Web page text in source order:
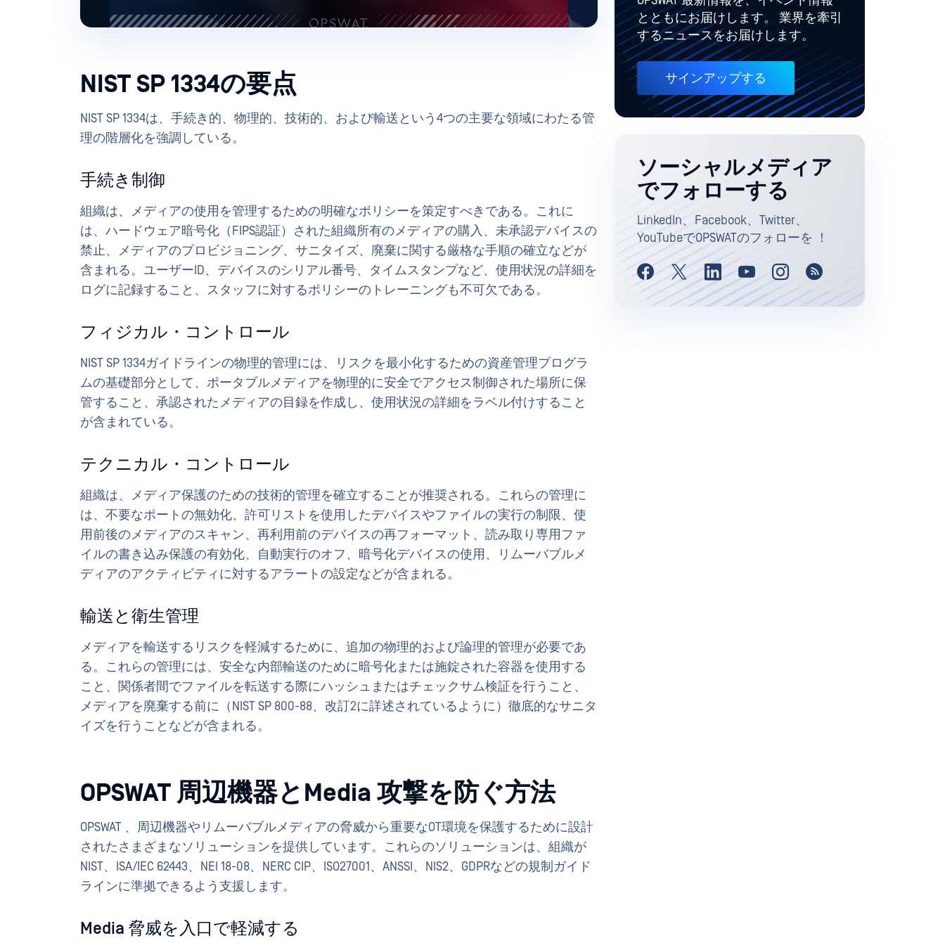
NIST SP 1334の要点
NIST SP 1334は、手続き的、物理的、技術的、および輸送という4つの主要な領域にわたる管
理の階層化を強調している。
手続き制御
組織は、メディアの使用を管理するための明確なポリシーを策定すべきである。これに
は、ハードウェア暗号化（FIPS認証）された組織所有のメディアの購入、未承認デバイスの
禁止、メディアのプロビジョニング、サニタイズ、廃棄に関する厳格な手順の確立などが
含まれる。ユーザーID、デバイスのシリアル番号、タイムスタンプなど、使用状況の詳細を
ログに記録すること、スタッフに対するポリシーのトレーニングも不可欠である。
フィジカル・コントロール
NIST SP 1334ガイドラインの物理的管理には、リスクを最小化するための資産管理プログラ
ムの基礎部分として、ポータブルメディアを物理的に安全でアクセス制御された場所に保
管すること、承認されたメディアの目録を作成し、使用状況の詳細をラベル付けすること
が含まれている。
テクニカル・コントロール
組織は、メディア保護のための技術的管理を確立することが推奨される。これらの管理に
は、不要なポートの無効化、許可リストを使用したデバイスやファイルの実行の制限、使
用前後のメディアのスキャン、再利用前のデバイスの再フォーマット、読み取り専用ファ
イルの書き込み保護の有効化、自動実行のオフ、暗号化デバイスの使用、リムーバブルメ
ディアのアクティビティに対するアラートの設定などが含まれる。
輸送と衛生管理
メディアを輸送するリスクを軽減するために、追加の物理的および論理的管理が必要であ
る。これらの管理には、安全な内部輸送のために暗号化または施錠された容器を使用する
こと、関係者間でファイルを転送する際にハッシュまたはチェックサム検証を行うこと、
メディアを廃棄する前に（NIST SP 800-88、改訂2に詳述されているように）徹底的なサニタ
イズを行うことなどが含まれる。
OPSWAT 周辺機器とMedia 攻撃を防ぐ方法
OPSWAT 、周辺機器やリムーバブルメディアの脅威から重要なOT環境を保護するために設計
されたさまざまなソリューションを提供しています。これらのソリューションは、組織が
NIST、ISA/IEC 62443、NEI 18-08、NERC CIP、ISO27001、ANSSI、NIS2、GDPRなどの規制ガイド
ラインに準拠できるよう支援します。
Media 脅威を入口で軽減する
とともにお届けします。 業界を牽引
するニュースをお届けします。
サインアップする
ソーシャルメディア
でフォローする
LinkedIn、Facebook、Twitter、
YouTubeでOPSWATのフォローを ！